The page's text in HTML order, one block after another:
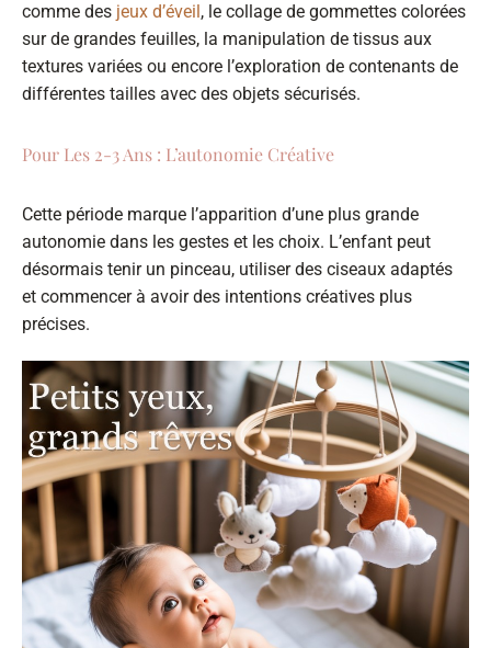
comme des jeux d’éveil , le collage de gommettes colorées
sur de grandes feuilles, la manipulation de tissus aux
textures variées ou encore l’exploration de contenants de
différentes tailles avec des objets sécurisés.
Pour Les 2-3 Ans : L’autonomie Créative
Cette période marque l’apparition d’une plus grande
autonomie dans les gestes et les choix. L’enfant peut
désormais tenir un pinceau, utiliser des ciseaux adaptés
et commencer à avoir des intentions créatives plus
précises.